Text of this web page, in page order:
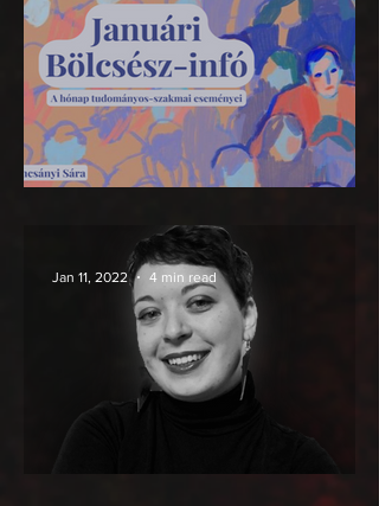
Jan 11, 2022 4 min read